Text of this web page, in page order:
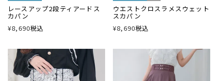
レースアップ2段ティアードス
カパン
¥8,690税込
ウエストクロスラメスウェット
スカパン
¥8,690税込